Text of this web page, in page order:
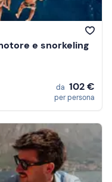
e snorkeling
da 102 €
per persona